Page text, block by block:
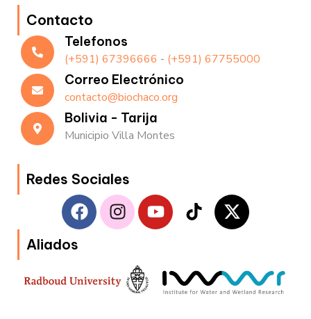
Contacto
Telefonos
(+591) 67396666 - (+591) 67755000
Correo Electrónico
contacto@biochaco.org
Bolivia - Tarija
Municipio Villa Montes
Redes Sociales
F
a
c
b
o
I
n
s
g
Y
o
u
u
b
T
i
o
k
X
-
t
i
t
Aliados